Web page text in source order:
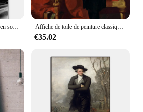
Affiche de toile de peinture classique, Portrait de beauté, décoration de la maison, George york par william Stuart
€35.02